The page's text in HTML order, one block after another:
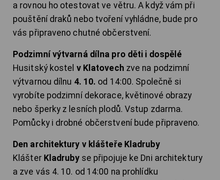
a rovnou ho otestovat ve větru. A když vám při
pouštění draků nebo tvoření vyhládne, bude pro
vás připraveno chutné občerstvení.
Podzimní výtvarná dílna pro děti i dospělé
Husitský kostel v Klatovech zve na podzimní
výtvarnou dílnu 4. 10. od 14:00. Společně si
vyrobíte podzimní dekorace, květinové obrazy
nebo šperky z lesních plodů. Vstup zdarma.
Pomůcky i drobné občerstvení bude připraveno.
Den architektury v klášteře Kladruby
Klášter Kladrubyse připojuje ke Dni architektury
a zve vás 4. 10. od 14:00 na prohlídku